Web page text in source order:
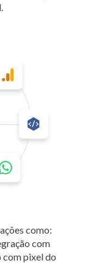
como:
com
com pixel do